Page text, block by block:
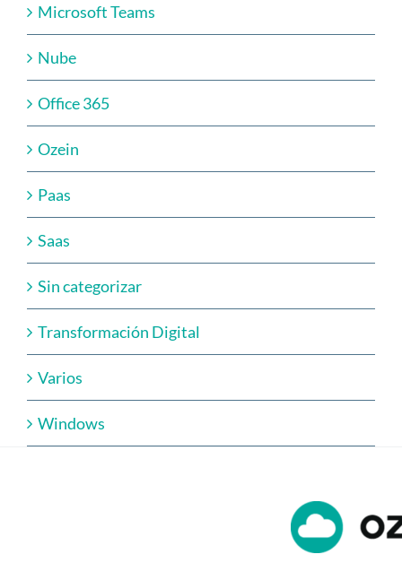
Microsoft Teams
Nube
Office 365
Ozein
Paas
Saas
Sin categorizar
Transformación Digital
Varios
Windows